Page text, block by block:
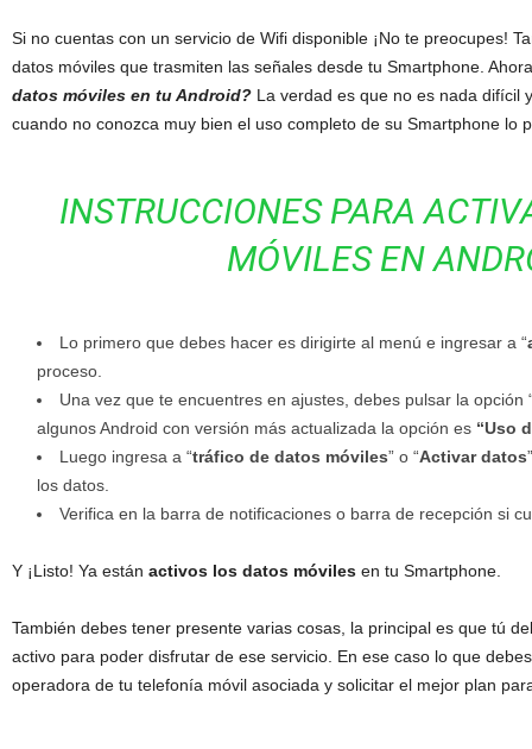
Si no cuentas con un servicio de Wifi disponible ¡No te preocupes!
datos móviles que trasmiten las señales desde tu Smartphone.
datos móviles en tu Android? La verdad es que no es nada difícil
cuando no conozca muy bien el uso completo de su Smartphone lo
INSTRUCCIONES PARA
MÓVILES EN
Lo primero que debes hacer es dirigirte al menú e ingresar a “
proceso.
Una vez que te encuentres en ajustes, debes pulsar la opción
algunos Android con versión más actualizada la opción es “Uso
Luego ingresa a “tráfico de datos móviles” o “Activar datos
los datos.
Verifica en la barra de notificaciones o barra de recepción si
Y ¡Listo! Ya están activos los datos móviles en tu Smartphone
También debes tener presente varias cosas, la principal es que tú
activo para poder disfrutar de ese servicio. En ese caso lo que
operadora de tu telefonía móvil asociada y solicitar el mejor plan